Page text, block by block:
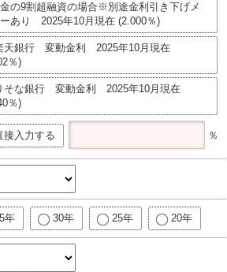
の9割超融資の場合※別途金利引き下げメ
あり 2025年10月現在 (2.000％)
天銀行 変動金利 2025年10月現在
％)
そな銀行 変動金利 2025年10月現在
％)
接入力する ％
年 30年 25年 20年